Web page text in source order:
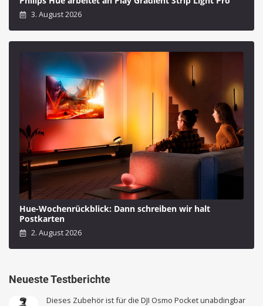
3. August 2026
Hue-Wochenrückblick: Dann schreiben wir halt
Postkarten
2. August 2026
Neueste Testberichte
Dieses Zubehör ist für die DJI Osmo Pocket unabdingbar